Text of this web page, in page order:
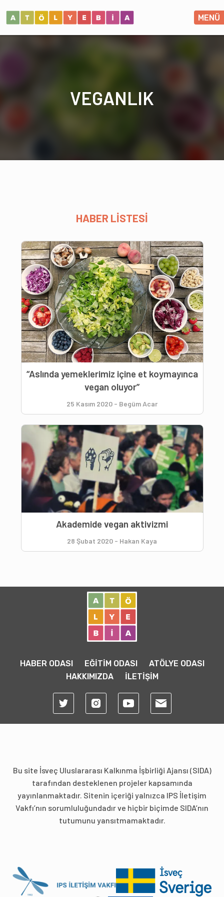
MENÜ
VEGANLIK
HABER LİSTESİ
“Aslında yemeklerimiz içine et koymayınca
vegan oluyor”
25 Kasım 2020 - Begüm Acar
Akademide vegan aktivizmi
28 Şubat 2020 - Hakan Kaya
HABER ODASI EĞİTİM ODASI
ATÖLYE ODASI
HAKKIMIZDA
İLETİŞİM
Bu site İsveç Uluslararası Kalkınma İşbirliği Ajansı (SIDA)
tarafından desteklenen projeler kapsamında
yayınlanmaktadır. Sitenin içeriği yalnızca IPS İletişim
Vakfı’nın sorumluluğundadır ve hiçbir biçimde SIDA’nın
tutumunu yansıtmamaktadır.